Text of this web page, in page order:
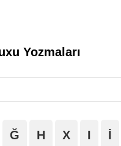
Yozmaları
Ğ H X I İ